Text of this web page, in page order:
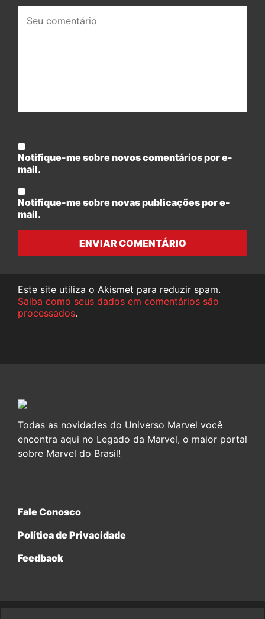
comentário:
Notifique-me sobre novos comentários por e-
mail.
Notifique-me sobre novas publicações por e-
mail.
ENVIAR COMENTÁRIO
Este site utiliza o Akismet para reduzir spam.
Saiba como seus dados em comentários são
processados.
Todas as novidades do Universo Marvel você
encontra aqui no Legado da Marvel, o maior portal
sobre Marvel do Brasil!
Fale Conosco
Política de Privacidade
Feedback